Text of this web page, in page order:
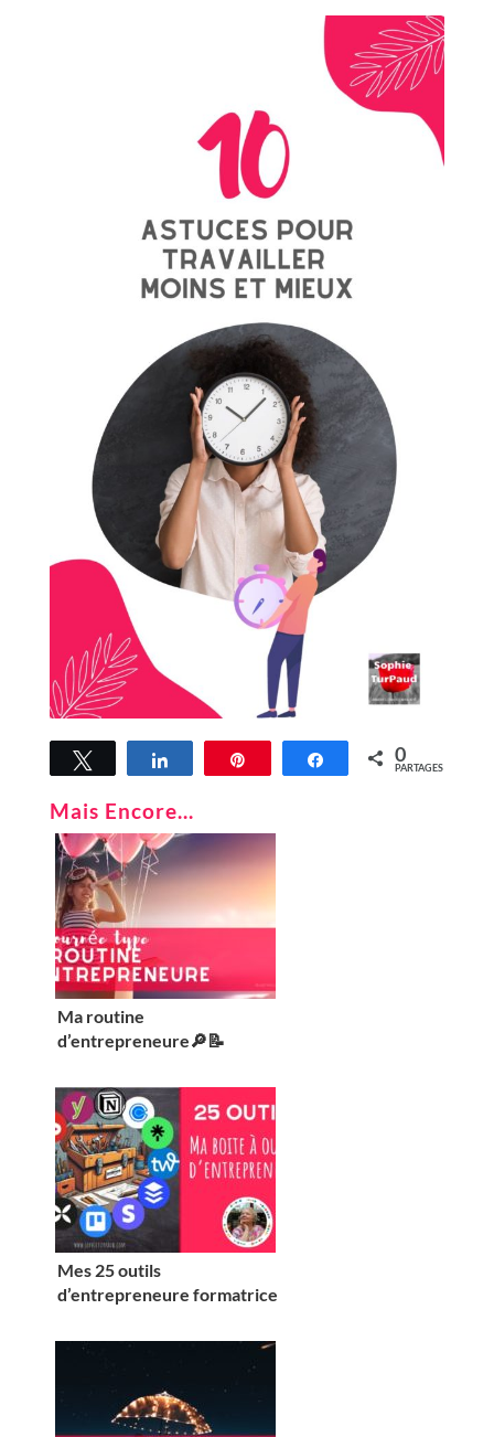
Tweetez Partagez Épingle Partagez0
PARTAGES
Mais Encore...
Ma routine
d’entrepreneure🔎📝
Mes 25 outils
d’entrepreneure formatrice